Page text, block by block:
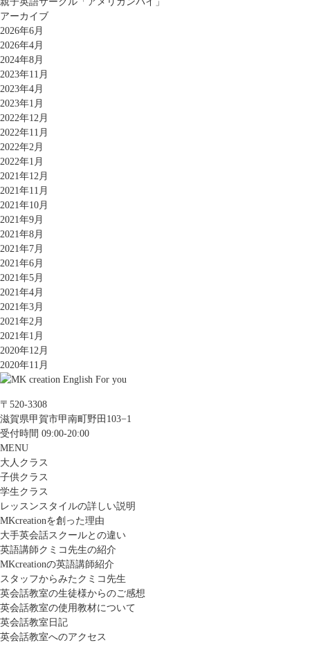
アーカイブ
2026年6月
2026年4月
2024年8月
2023年11月
2023年4月
2023年1月
2022年12月
2022年11月
2022年2月
2022年1月
2021年12月
2021年11月
2021年10月
2021年9月
2021年8月
2021年7月
2021年6月
2021年5月
2021年4月
2021年3月
2021年2月
2021年1月
2020年12月
2020年11月
〒520-3308
滋賀県甲賀市甲南町野田103−1
受付時間 09:00-20:00
MENU
大人クラス
子供クラス
学生クラス
レッスンスタイルの詳しい説明
MKcreationを創った理由
大手英会話スクールとの違い
英語講師クミコ先生の紹介
MKcreationの英語講師紹介
スタッフからみたクミコ先生
英会話教室の生徒様からのご感想
英会話教室の使用教材について
英会話教室日記
英会話教室へのアクセス